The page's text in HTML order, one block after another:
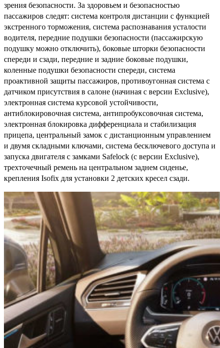
зрения безопасности. За здоровьем и безопасностью
пассажиров следят: система контроля дистанции с функцией
экстренного торможения, система распознавания усталости
водителя, передние подушки безопасности (пассажирскую
подушку можно отключить), боковые шторки безопасности
спереди и сзади, передние и задние боковые подушки,
коленные подушки безопасности спереди, система
проактивной защиты пассажиров, противоугонная система с
датчиком присутствия в салоне (начиная с версии Exclusive),
электронная система курсовой устойчивости,
антиблокировочная система, антипробуксовочная система,
электронная блокировка дифференциала и стабилизация
прицепа, центральный замок с дистанционным управлением
и двумя складными ключами, система бесключевого доступа и
запуска двигателя с замками Safelock (с версии Exclusive),
трехточечный ремень на центральном заднем сиденье,
крепления Isofix для установки 2 детских кресел сзади.